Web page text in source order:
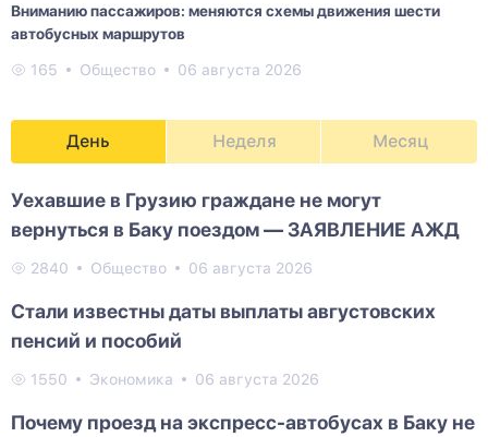
Вниманию пассажиров: меняются схемы движения шести
автобусных маршрутов
165 Общество 06 августа 2026
День Неделя Месяц
Уехавшие в Грузию граждане не могут
вернуться в Баку поездом — ЗАЯВЛЕНИЕ АЖД
2840 Общество 06 августа 2026
Стали известны даты выплаты августовских
пенсий и пособий
1550 Экономика 06 августа 2026
Почему проезд на экспресс-автобусах в Баку не